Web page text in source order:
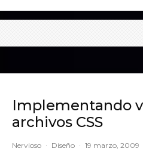
Implementando
archivos CSS
Nervioso · Diseño · 19 marzo, 2009